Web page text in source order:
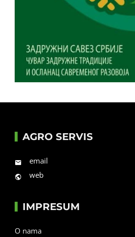
AGRO SERVIS
email
web
IMPRESUM
O nama